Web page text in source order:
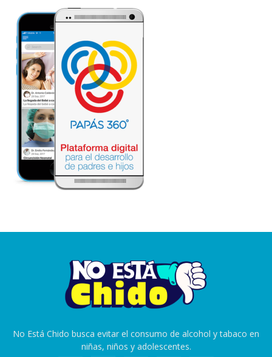
No Está Chido busca evitar el consumo de alcohol y tabaco en
niñas, niños y adolescentes.